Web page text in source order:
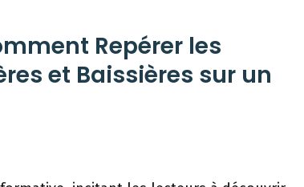
Repérer les
et Baissières sur un